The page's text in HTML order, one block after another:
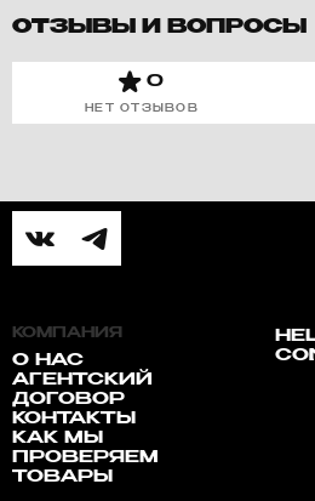
ОТЗЫВЫ И ВОПРОСЫ
0
НЕТ ОТЗЫВОВ
КОМПАНИЯ
О НАС
АГЕНТСКИЙ
ДОГОВОР
КОНТАКТЫ
КАК МЫ
ПРОВЕРЯЕМ
ТОВАРЫ